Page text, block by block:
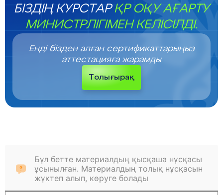
БІЗДІҢ КУРСТАРҚР ОҚУ АҒАРТУ
МИНИСТРЛІГІМЕН КЕЛІСІЛДІ.
Енді бізден алған сертификаттарыңыз
аттестацияға жарамды
Толығырақ
Бұл бетте материалдың қысқаша нұсқасы
ұсынылған. Материалдың толық нұсқасын
жүктеп алып, көруге болады